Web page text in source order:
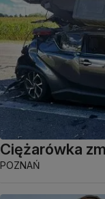
Ciężarówka
POZNAŃ